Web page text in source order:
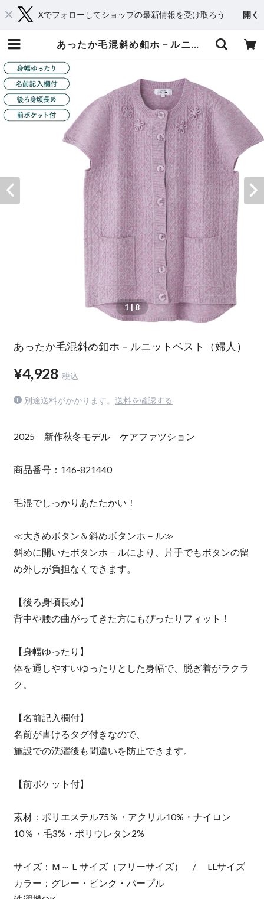
Xでフォローしてショップの最新情報を受け取ろう 開く
あったか毛混斜め釦ホ－ルニットベスト（婦人） | おしゃれシニアの衣料品店 コタケ
1| 8
あったか毛混斜め釦ホ－ルニットベスト（婦人）
¥4,928 税込
別途送料がかかります。 送料を確認する
2025 新作秋冬モデル ケアファツション
商品番号：146-821440
毛混でしっかりあたたかい！
≪大きめボタン＆斜めボタンホ－ル≫
斜めに開いたボタンホ－ルにより、片手でもボタンの留
め外しが負担なくできます。
【後ろ身頃長め】
背中や腰の曲がってきた方にもぴったりフィット！
【身幅ゆったり】
体を通しやすいゆったりとした身幅で、脱ぎ着がラクラ
ク。
【名前記入欄付】
名前が書けるタグ付きなので、
施設での洗濯後も間違いを防止できます。
【前ポケット付】
素材：ポリエステル75％・アクリル10%・ナイロン
10％・毛3%・ポリウレタン2%
サイズ：Ｍ～Ｌサイズ（フリーサイズ） / LLサイズ
カラー：グレー・ピンク・パープル